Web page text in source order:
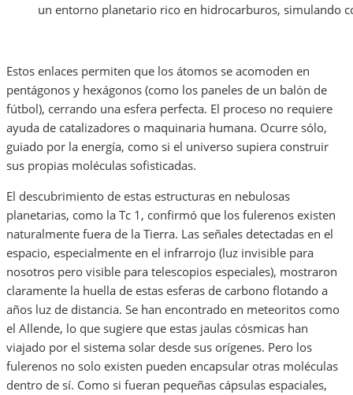
un entorno planetario rico en hidrocarburos, simulando
Estos enlaces permiten que los átomos se acomoden en
pentágonos y hexágonos (como los paneles de un balón de
fútbol), cerrando una esfera perfecta. El proceso no requiere
ayuda de catalizadores o maquinaria humana. Ocurre sólo,
guiado por la energía, como si el universo supiera construir
sus propias moléculas sofisticadas.
El descubrimiento de estas estructuras en nebulosas
planetarias, como la Tc 1, confirmó que los fulerenos existen
naturalmente fuera de la Tierra. Las señales detectadas en el
espacio, especialmente en el infrarrojo (luz invisible para
nosotros pero visible para telescopios especiales), mostraron
claramente la huella de estas esferas de carbono flotando a
años luz de distancia. Se han encontrado en meteoritos como
el Allende, lo que sugiere que estas jaulas cósmicas han
viajado por el sistema solar desde sus orígenes. Pero los
fulerenos no solo existen pueden encapsular otras moléculas
dentro de sí. Como si fueran pequeñas cápsulas espaciales,